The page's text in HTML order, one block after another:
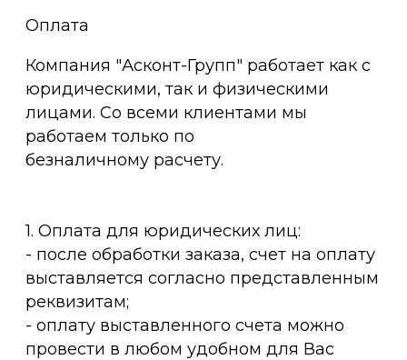
Оплата
Компания "Асконт-Групп" работает как с
юридическими, так и физическими
лицами. Со всеми клиентами мы
работаем только по
безналичному расчету.
1. Оплата для юридических лиц:
- после обработки заказа, счет на оплату
выставляется согласно представленным
реквизитам;
- оплату выставленного счета можно
провести в любом удобном для Вас